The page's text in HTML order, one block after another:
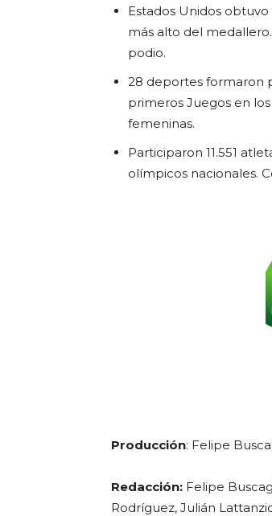
Estados Unidos
más alto del
podio.
28 deportes formaron
primeros Juegos en
femeninas.
Participaron 11.551
olímpicos nacionales.
Producción: Felipe
Redacción: Felipe
Rodríguez, Julián